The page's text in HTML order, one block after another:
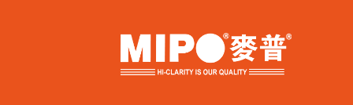
Skip
to
navigation
Skip
to
content